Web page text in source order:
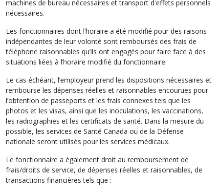
machines de bureau nécessaires et transport d'effets personnels
nécessaires.
Les fonctionnaires dont l’horaire a été modifié pour des raisons
indépendantes de leur volonté sont remboursés des frais de
téléphone raisonnables qu’ils ont engagés pour faire face à des
situations liées à l’horaire modifié du fonctionnaire.
Le cas échéant, l’employeur prend les dispositions nécessaires et
rembourse les dépenses réelles et raisonnables encourues pour
l’obtention de passeports et les frais connexes tels que les
photos et les visas, ainsi que les inoculations, les vaccinations,
les radiographies et les certificats de santé. Dans la mesure du
possible, les services de Santé Canada ou de la Défense
nationale seront utilisés pour les services médicaux.
Le fonctionnaire a également droit au remboursement de
frais/droits de service, de dépenses réelles et raisonnables, de
transactions financières tels que :